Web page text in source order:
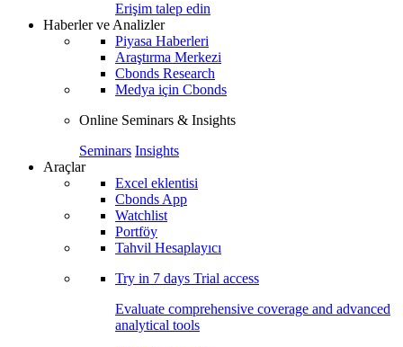
Erişim talep edin
Haberler ve Analizler
Piyasa Haberleri
Araştırma Merkezi
Cbonds Research
Medya için Cbonds
Online Seminars & Insights
Seminars Insights
Araçlar
Excel eklentisi
Cbonds App
Watchlist
Portföy
Tahvil Hesaplayıcı
Try in 7 days Trial access
Evaluate comprehensive coverage and advanced
analytical tools